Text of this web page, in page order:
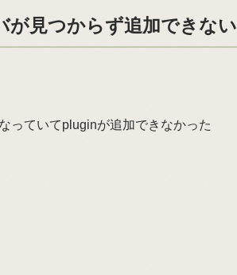
見つからず追加できない
っていてpluginが追加できなかった